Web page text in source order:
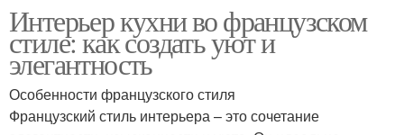
Интерьер кухни во французском
стиле: как создать уют и
элегантность
Особенности французского стиля
Французский стиль интерьера – это сочетание